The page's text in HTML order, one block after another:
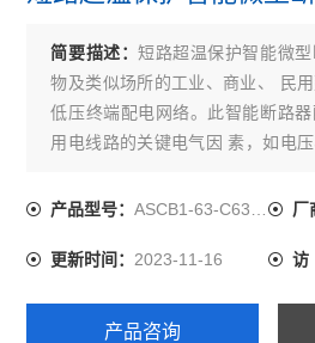
医用隔离电源绝缘监测装置
消防设备电源监控系统
电气火灾监控系统
简要描述：短路超温保护智能微
物及类似场所的工业、商业、 民
低压终端配电网络。此智能断路
用电线路的关键电气因 素，如电
短路保护、电能 计量统计、故障定
地（TT）的低压电网系统
产品型号：ASCB1-63-C63-4P 厂
更新时间：2023-11-16 访
产品咨询